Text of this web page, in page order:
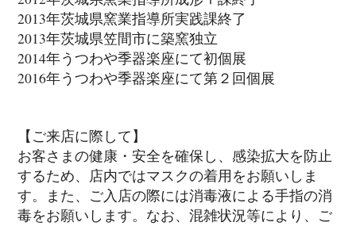
2013年茨城県窯業指導所実践課終了
2013年茨城県笠間市に築窯独立
2014年うつわや季器楽座にて初個展
2016年うつわや季器楽座にて第２回個展
【ご来店に際して】
お客さまの健康・安全を確保し、感染拡大を防止
するため、店内ではマスクの着用をお願いしま
す。また、ご入店の際には消毒液による手指の消
毒をお願いします。なお、混雑状況等により、ご